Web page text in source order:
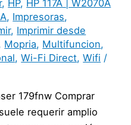
, HP, HP 117A | W2070A
, Impresoras,
, Imprimir desde
Mopria, Multifuncion,
,Wi-Fi Direct,Wifi /
179fnw Comprar
requerir amplio